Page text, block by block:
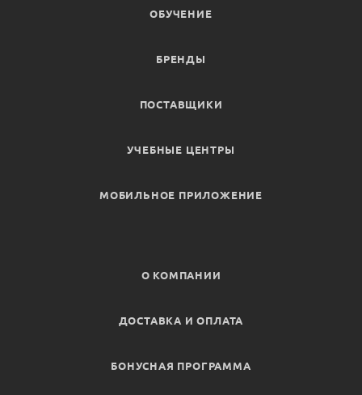
ОБУЧЕНИЕ
БРЕНДЫ
ПОСТАВЩИКИ
УЧЕБНЫЕ ЦЕНТРЫ
МОБИЛЬНОЕ ПРИЛОЖЕНИЕ
О КОМПАНИИ
ДОСТАВКА И ОПЛАТА
БОНУСНАЯ ПРОГРАММА